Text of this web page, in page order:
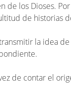
de los Dioses.
de historias
la idea
de contar el